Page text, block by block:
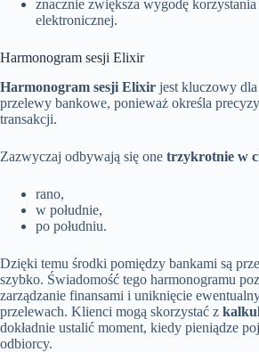
znacznie zwiększa wygodę
elektronicznej.
Harmonogram sesji Elixir
Harmonogram sesji Elixir jest kluczowy
przelewy bankowe, ponieważ określa
transakcji.
Zazwyczaj odbywają się one trzykrotnie w
rano,
w południe,
po południu.
Dzięki temu środki pomiędzy bankami są
szybko. Świadomość tego harmonogramu
zarządzanie finansami i uniknięcie
przelewach. Klienci mogą skorzystać z
dokładnie ustalić moment, kiedy pieniądze
odbiorcy.